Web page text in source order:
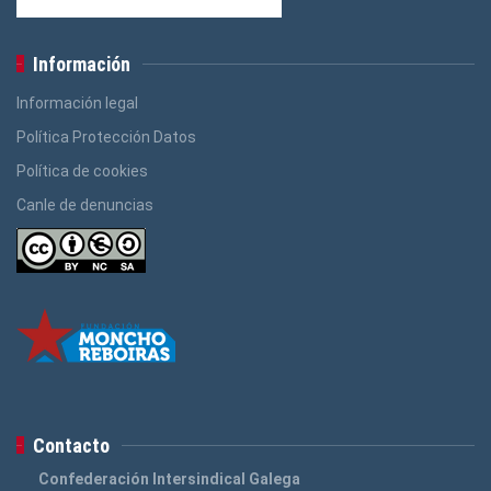
Información
Información legal
Política Protección Datos
Política de cookies
Canle de denuncias
Contacto
Confederación Intersindical Galega